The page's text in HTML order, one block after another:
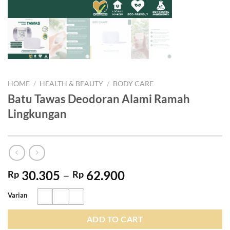
HOME / HEALTH & BEAUTY / BODY CARE
Batu Tawas Deodoran Alami Ramah
Lingkungan
Rp 30.305 – Rp 62.900Price
through
Rp 62.900
Varian
ADD TO CART